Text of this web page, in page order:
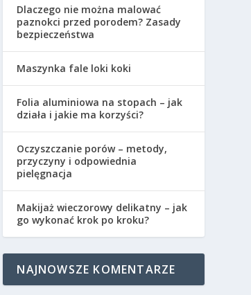
Dlaczego nie można malować
paznokci przed porodem? Zasady
bezpieczeństwa
Maszynka fale loki koki
Folia aluminiowa na stopach – jak
działa i jakie ma korzyści?
Oczyszczanie porów – metody,
przyczyny i odpowiednia
pielęgnacja
Makijaż wieczorowy delikatny – jak
go wykonać krok po kroku?
NAJNOWSZE KOMENTARZE